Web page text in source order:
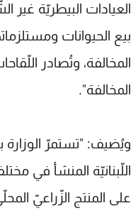
العيادات البيطريّة
بيع الحيوانات
المخالفة، وتُصادر
المخالفة".
ويُضيف: "تستمرّ الوزارة
اللّبنانيّة المنشأ في
على المنتج الزّراعيّ